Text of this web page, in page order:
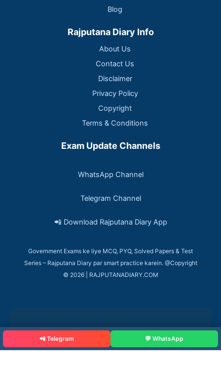
Blog
Rajputana Diary Info
About Us
Contact Us
Disclaimer
Privacy Policy
Copyright
Terms & Conditions
Exam Update Channels
WhatsApp Channel
Telegram Channel
📲 Download Rajputana Diary App
Government Exams ke liye MCQ, PYQ, Solved Papers & Test
Series – Rajputana Diary par smart practice karein. @Copyright
© 2026 | RAJPUTANADIARY.COM
📲 Telegram 💬 WhatsApp